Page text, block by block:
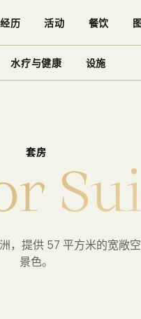
经历 活动 餐饮
水疗与健康 设施
套房
r Sui
，提供 57 平方米的宽敞
景色。